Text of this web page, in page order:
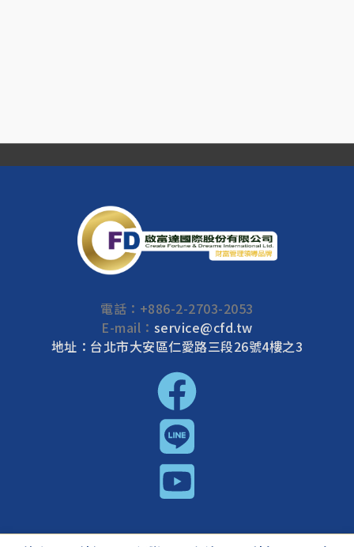
電話： +886-2-2703-2053
E-mail： service@cfd.tw
地址：台北市大安區仁愛路三段26號4樓之3